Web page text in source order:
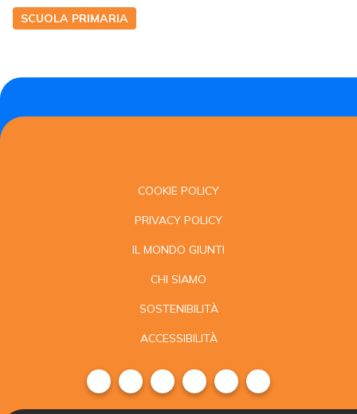
SCUOLA PRIMARIA
COOKIE POLICY
PRIVACY POLICY
IL MONDO GIUNTI
CHI SIAMO
SOSTENIBILITÀ
ACCESSIBILITÀ